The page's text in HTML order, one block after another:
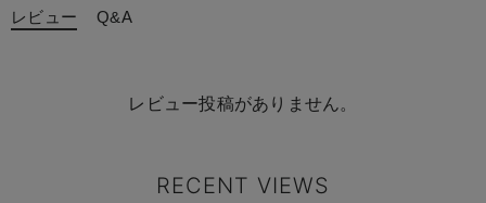
レビュー Q&A
レビュー投稿がありません。
RECENT VIEWS